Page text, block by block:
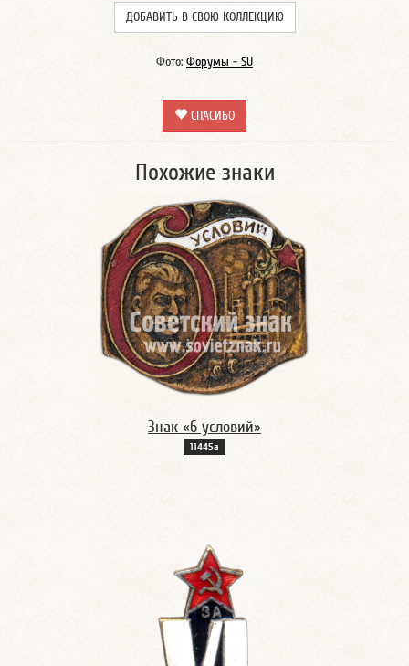
ДОБАВИТЬ В СВОЮ КОЛЛЕКЦИЮ
Фото: Форумы - SU
СПАСИБО
Похожие знаки
Знак «6 условий»
11445а